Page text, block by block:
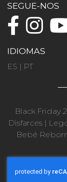
SEGUE-NOS
IDIOMAS
ES | PT
Black Friday
Disfarces|
Bebé